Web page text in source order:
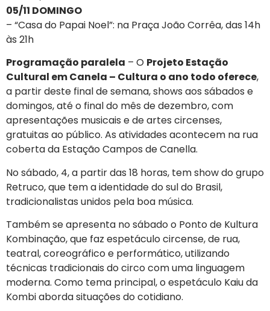
05/11 DOMINGO
– “Casa do Papai Noel”: na Praça João Corrêa, das 14h
às 21h
Programação paralela – O Projeto Estação
Cultural em Canela – Cultura o ano todo oferece,
a partir deste final de semana, shows aos sábados e
domingos, até o final do mês de dezembro, com
apresentações musicais e de artes circenses,
gratuitas ao público. As atividades acontecem na rua
coberta da Estação Campos de Canella.
No sábado, 4, a partir das 18 horas, tem show do grupo
Retruco, que tem a identidade do sul do Brasil,
tradicionalistas unidos pela boa música.
Também se apresenta no sábado o Ponto de Kultura
Kombinação, que faz espetáculo circense, de rua,
teatral, coreográfico e performático, utilizando
técnicas tradicionais do circo com uma linguagem
moderna. Como tema principal, o espetáculo Kaiu da
Kombi aborda situações do cotidiano.